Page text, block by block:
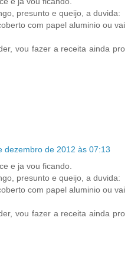
presunto e queijo, a duvida:
com papel aluminio ou vai
vou fazer a receita ainda pro
dezembro de 2012 às 07:13
e ja vou ficando.
presunto e queijo, a duvida:
com papel aluminio ou vai
vou fazer a receita ainda pro